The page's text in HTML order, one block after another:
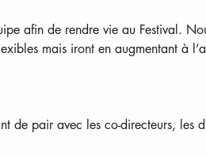
afin de rendre vie au Festival.
mais iront en augmentant à
pair avec les co-directeurs, les